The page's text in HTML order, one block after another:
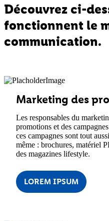
Découvrez ci-
fonctionnent le
communication.
Marketing des
Les responsables du
promotions et des
ces campagnes sont tout
même : brochures, matériel
des magazines lifestyle.
LOREM IPSUM